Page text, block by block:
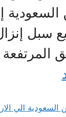
إلى
إنزال
الي الاردن,